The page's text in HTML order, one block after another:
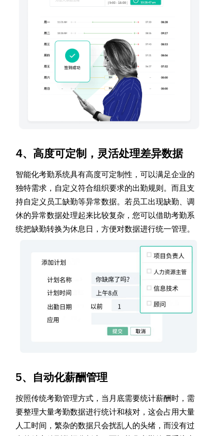
4、高度可定制，灵活处理差异数据
智能化考勤系统具有高度可定制性，可以满足企业的
独特需求，自定义符合组织要求的出勤规则。而且支
持自定义员工缺勤等异常数据。若员工出现缺勤、调
休的异常数据处理起来比较复杂，您可以借助考勤系
统把缺勤转换为休息日，方便对数据进行统一管理。
5、自动化薪酬管理
按照传统考勤管理方式，当月底需要统计薪酬时，需
要整理大量考勤数据进行统计和核对，这会占用大量
人工时间，繁杂的数据只会扰乱人的头绪，而没有过